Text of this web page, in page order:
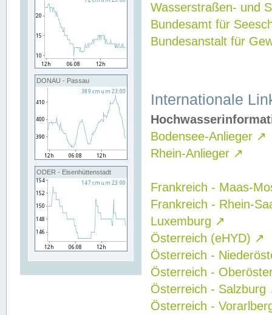
DONAU - Passau
ODER - Eisenhüttenstadt
Wasserstraßen- und
Bundesamt für
Bundesanstalt für
Internationale
Bodensee-Anlieger ↗
Rhein-Anlieger ↗
Frankreich - Maas-
Frankreich - Rhein-
Luxemburg ↗
Österreich (eHYD) ↗
Österreich -
Österreich -
Österreich - Salzburg
Österreich -